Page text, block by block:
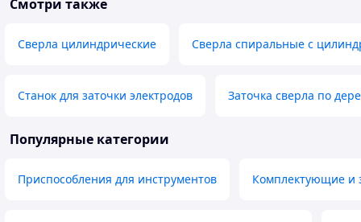
Смотри также
Сверла цилиндрические Сверла спиральные с
Станок для заточки электродов Заточка сверла по
Популярные категории
Приспособления для инструментов Комплектующие и